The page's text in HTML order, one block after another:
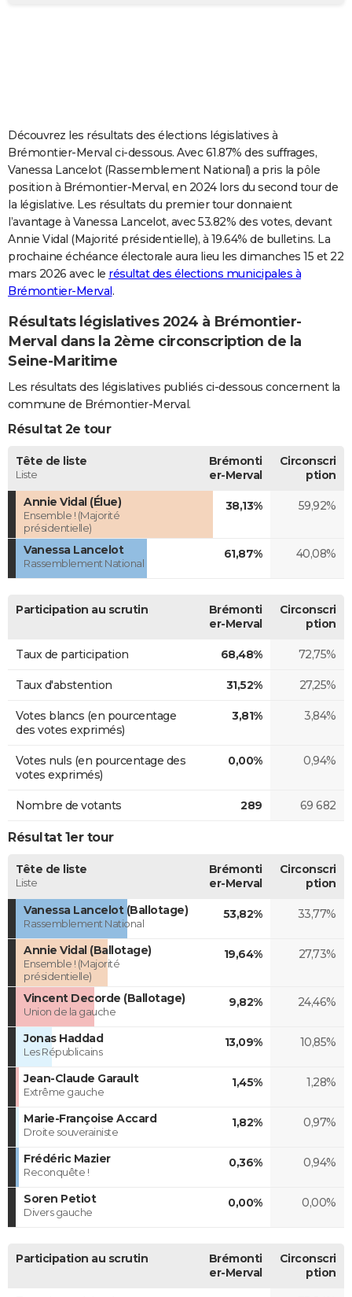
Carte de Noël
Carte Bonne année
Carte Saint-Valentin
Carte Pâques
Carte d'anniversaire
DICTIONNAIRE
Dictionnaire
Biographies
Citations
Expressions
Proverbes
COPAINS D'AVANT
S'inscrire
Se connecter
Lycées
Collèges
Primaires
Universités
Entreprises
Service militaire
Avis de recherche
AVIS DE DÉCÈS
FORUM
Découvrez les résultats des élections législatives à
Brémontier-Merval ci-dessous. Avec 61.87% des suffrages,
Vanessa Lancelot (Rassemblement National) a pris la pôle
position à Brémontier-Merval, en 2024 lors du second tour de
la législative. Les résultats du premier tour donnaient
l’avantage à Vanessa Lancelot, avec 53.82% des votes, devant
Annie Vidal (Majorité présidentielle), à 19.64% de bulletins. La
prochaine échéance électorale aura lieu les dimanches 15 et 22
mars 2026 avec le résultat des élections municipales à
Brémontier-Merval.
Résultats législatives 2024 à Brémontier-
Merval dans la 2ème circonscription de la
Seine-Maritime
Les résultats des législatives publiés ci-dessous concernent la
commune de Brémontier-Merval.
Résultat 2e tour
Tête de liste
Liste
Brémonti
er-Merval
Circonscri
ption
Annie Vidal (Élue)
Ensemble ! (Majorité
présidentielle)
38,13% 59,92%
Vanessa Lancelot
Rassemblement National
61,87% 40,08%
Participation au scrutin
Brémonti
er-Merval
Circonscri
ption
Taux de participation 68,48% 72,75%
Taux d'abstention 31,52% 27,25%
Votes blancs (en pourcentage
des votes exprimés)
3,81% 3,84%
Votes nuls (en pourcentage des
votes exprimés)
0,00% 0,94%
Nombre de votants 289 69 682
Résultat 1er tour
Tête de liste
Liste
Brémonti
er-Merval
Circonscri
ption
Vanessa Lancelot (Ballotage)
Rassemblement National
53,82% 33,77%
Annie Vidal (Ballotage)
Ensemble ! (Majorité
présidentielle)
19,64% 27,73%
Vincent Decorde (Ballotage)
Union de la gauche
9,82% 24,46%
Jonas Haddad
Les Républicains
13,09% 10,85%
Jean-Claude Garault
Extrême gauche
1,45% 1,28%
Marie-Françoise Accard
Droite souverainiste
1,82% 0,97%
Frédéric Mazier
Reconquête !
0,36% 0,94%
Soren Petiot
Divers gauche
0,00% 0,00%
Participation au scrutin
Brémonti
er-Merval
Circonscri
ption